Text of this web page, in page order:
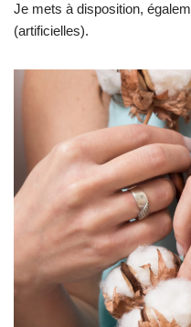
Je mets à disposition,
(artificielles).